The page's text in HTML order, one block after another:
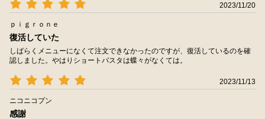
2023/11/20
ｐｉｇｒｏｎｅ
復活していた
しばらくメニューになくて注文できなかったのですが、復活しているのを確
認しました。やはりショートパスタは蝶々がなくては。
2023/11/13
ニコニコプン
感謝